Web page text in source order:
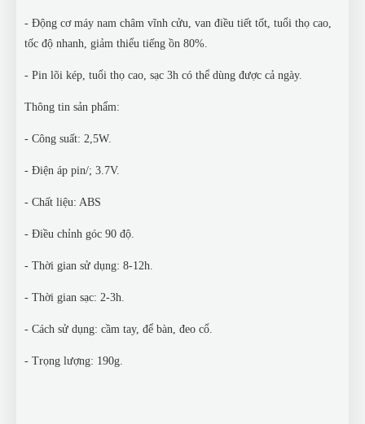
- Động cơ máy nam châm vĩnh cửu, van điều tiết tốt, tuổi thọ cao,
tốc độ nhanh, giảm thiểu tiếng ồn 80%.
- Pin lõi kép, tuổi thọ cao, sạc 3h có thể dùng được cả ngày.
Thông tin sản phẩm:
- Công suất: 2,5W.
- Điện áp pin/; 3.7V.
- Chất liệu: ABS
- Điều chỉnh góc 90 độ.
- Thời gian sử dụng: 8-12h.
- Thời gian sạc: 2-3h.
- Cách sử dụng: cầm tay, để bàn, đeo cổ.
- Trọng lượng: 190g.